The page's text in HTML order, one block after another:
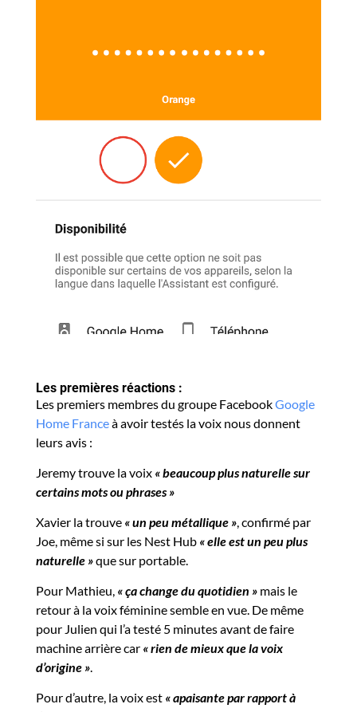
Les premières réactions :
Les premiers membres du groupe FacebookGoogle
Home Franceà avoir testés la voix nous donnent
leurs avis :
Jeremy trouve la voix « beaucoup plus naturelle sur
certains mots ou phrases »
Xavier la trouve « un peu métallique », confirmé par
Joe, même si sur les Nest Hub « elle est un peu plus
naturelle »que sur portable.
Pour Mathieu, « ça change du quotidien »mais le
retour à la voix féminine semble en vue. De même
pour Julien qui l’a testé 5 minutes avant de faire
machine arrière car « rien de mieux que la voix
d’origine ».
Pour d’autre, la voix est « apaisante par rapport à